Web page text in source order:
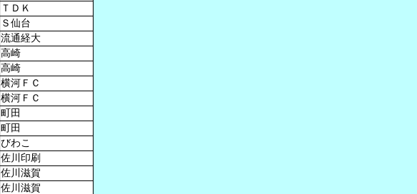
ＴＤＫ
Ｓ仙台
流通経大
高崎
高崎
横河ＦＣ
横河ＦＣ
町田
町田
びわこ
佐川印刷
佐川滋賀
佐川滋賀